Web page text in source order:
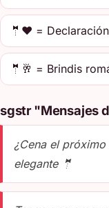
🤵❤️ =
🤵🥂 = Brindis
sgstr "Mensajes
¿Cena el
elegante 🤵